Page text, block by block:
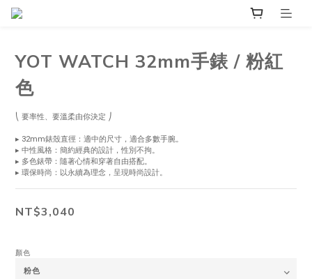
YOT WATCH 32mm手錶 / 粉紅
色
⎝ 要率性、要溫柔由你決定 ⎠
▸ 32mm錶殼直徑：適中的尺寸，適合多數手腕。
▸ 中性風格：簡約經典的設計，性別不拘。
▸ 多色錶帶：隨著心情和穿著自由搭配。
▸ 環保時尚：以永續為理念，呈現時尚設計。
NT$3,040
顏色